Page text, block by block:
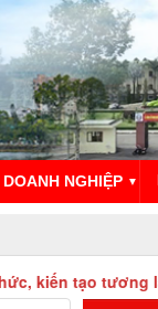
DOANH NGHIỆP ▼
tương lai!